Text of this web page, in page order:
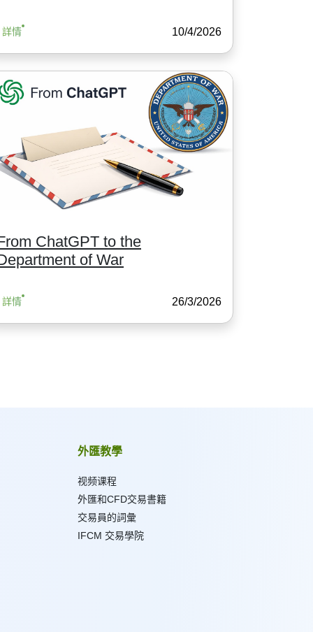
詳情 10/4/2026
ChatGPT to the
of War
詳情 26/3/2026
外匯教學
视频课程
外匯和CFD交易書籍
交易員的詞彙
IFCM 交易學院